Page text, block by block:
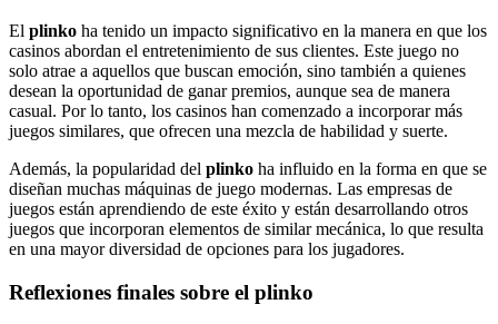
El plinko ha tenido un impacto significativo en la manera en que los
casinos abordan el entretenimiento de sus clientes. Este juego no
solo atrae a aquellos que buscan emoción, sino también a quienes
desean la oportunidad de ganar premios, aunque sea de manera
casual. Por lo tanto, los casinos han comenzado a incorporar más
juegos similares, que ofrecen una mezcla de habilidad y suerte.
Además, la popularidad del plinko ha influido en la forma en que se
diseñan muchas máquinas de juego modernas. Las empresas de
juegos están aprendiendo de este éxito y están desarrollando otros
juegos que incorporan elementos de similar mecánica, lo que resulta
en una mayor diversidad de opciones para los jugadores.
Reflexiones finales sobre el plinko